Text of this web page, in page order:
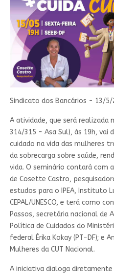
Sindicato dos Bancários - 13/5/
A atividade, que será realizada
314/315 - Asa Sul), às 19h, vai
cuidado na vida das mulheres
da sobrecarga sobre saúde,
vida. O seminário contará com
de Cosette Castro,
estudos para o IPEA, Instituto
CEPAL/UNESCO, e terá como
Passos, secretária nacional de
Política de Cuidados do
federal Érika Kokay (PT-DF); e
Mulheres da CUT Nacional.
A iniciativa dialoga